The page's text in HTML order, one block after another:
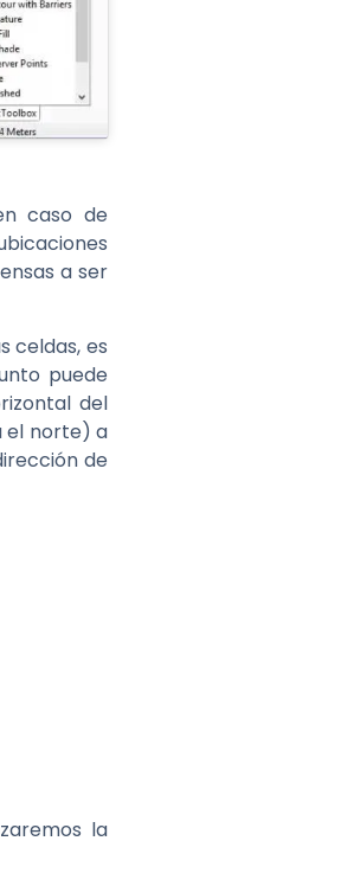
caso de
a ser
celdas, es
puede
del
el norte) a
de
la